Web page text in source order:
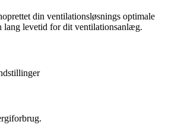
din ventilationsløsnings optimale
lang levetid for dit ventilationsanlæg.